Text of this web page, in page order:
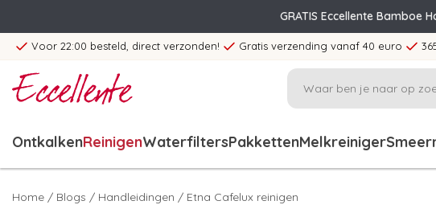
GRATIS Eccellente Bamboe
Voor 22:00 besteld, direct verzonden! Gratis verzending vanaf 40 euro
OntkalkenReinigenWaterfiltersPakkettenMelkreiniger
Home / Blogs / Handleidingen / Etna Cafelux reinigen